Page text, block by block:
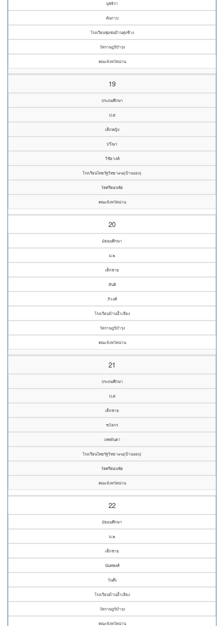
นุชจิรา
ตันกาบ
โรงเรียนชุมชนบ้านทุ่งช้าง
วัดราษฎร์บำรุง
คณะจังหวัดน่าน
19
ประถมศึกษา
ป.๕
เด็กหญิง
ปวีณา
วิชัยวงค์
โรงเรียนไทยรัฐวิทยา๙๘(บ้านงอบ)
วัดศรีดอนชัย
คณะจังหวัดน่าน
20
มัธยมศึกษา
ม.๒
เด็กชาย
สันติ
ภิวงศ์
โรงเรียนบ้านน้ำเลียง
วัดราษฎร์บำรุง
คณะจังหวัดน่าน
21
ประถมศึกษา
ป.๕
เด็กชาย
ชวัลกร
เทพจันตา
โรงเรียนไทยรัฐวิทยา๙๘(บ้านงอบ)
วัดศรีดอนชัย
คณะจังหวัดน่าน
22
มัธยมศึกษา
ม.๒
เด็กชาย
นันทพงศ์
วันต๊ะ
โรงเรียนบ้านน้ำเลียง
วัดราษฎร์บำรุง
คณะจังหวัดน่าน